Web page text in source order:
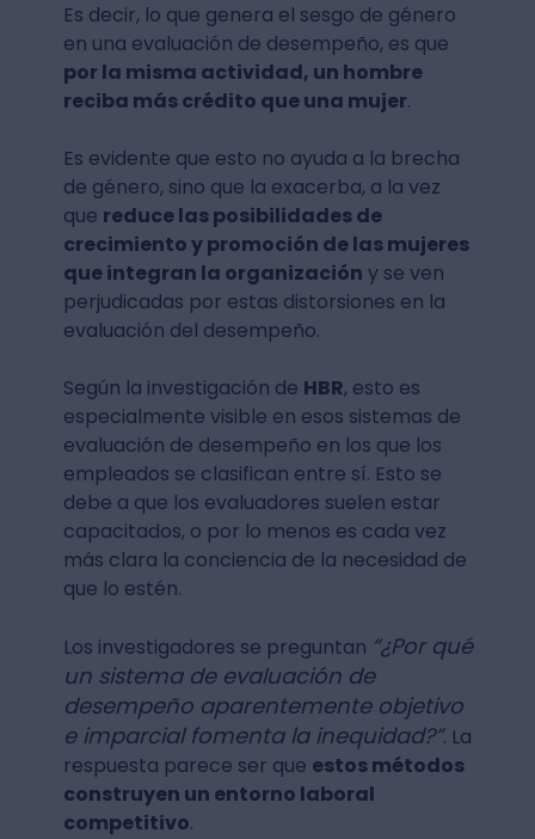
Es decir, lo que genera el sesgo de género
en una evaluación de desempeño, es que
por la misma actividad, un hombre
reciba más crédito que una mujer.
Es evidente que esto no ayuda a la brecha
de género, sino que la exacerba, a la vez
que reduce las posibilidades de
crecimiento y promoción de las mujeres
que integran la organización y se ven
perjudicadas por estas distorsiones en la
evaluación del desempeño.
Según la investigación de HBR, esto es
especialmente visible en esos sistemas de
evaluación de desempeño en los que los
empleados se clasifican entre sí. Esto se
debe a que los evaluadores suelen estar
capacitados, o por lo menos es cada vez
más clara la conciencia de la necesidad de
que lo estén.
Los investigadores se preguntan “¿Por qué
un sistema de evaluación de
desempeño aparentemente objetivo
e imparcial fomenta la inequidad?”. La
respuesta parece ser que estos métodos
construyen un entorno laboral
competitivo.